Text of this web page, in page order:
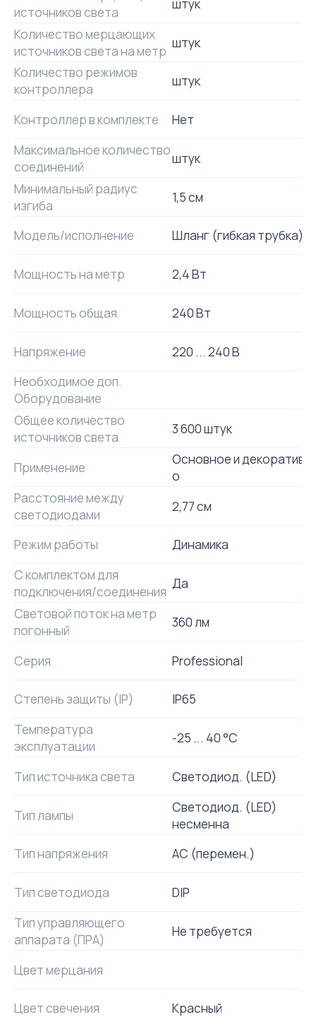
источников света
штук
Количество мерцающих
источников света на метр штук
Количество режимов
контроллера
штук
Контроллер в комплекте
Нет
Максимальное количество
соединений
штук
Минимальный радиус
изгиба
1,5 см
Модель/исполнение Шланг (гибкая трубка)
Мощность на метр 2,4 Вт
Мощность общая 240 Вт
Напряжение
220 ... 240 В
Необходимое доп.
Оборудование
Общее количество
источников света
3 600 штук
Применение
Основное и
о
Расстояние между
светодиодами
2,77 см
Режим работы
Динамика
С комплектом для
подключения/соединения Да
Световой поток на метр
погонный
360 лм
Серия Professional
Степень защиты (IP)
IP65
Температура
эксплуатации
-25 ... 40 °C
Тип источника света Светодиод. (LED)
Тип лампы
Светодиод. (LED)
несменна
Тип напряжения
AC (перемен.)
Тип светодиода
DIP
Тип управляющего
аппарата (ПРА)
Не требуется
Цвет мерцания
Цвет свечения Красный